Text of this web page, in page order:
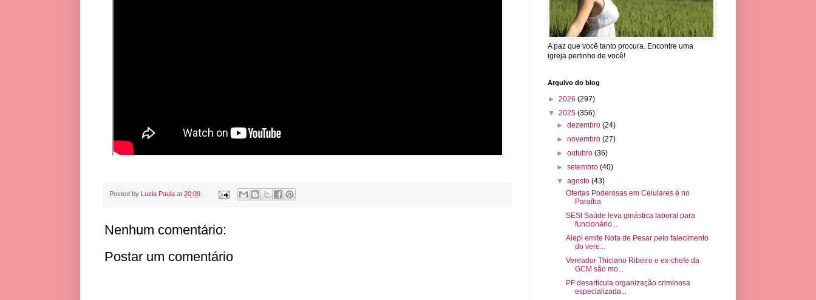
Posted by Luzia Paula at 20:09
Nenhum comentário:
Postar um comentário
A paz que você tanto procura. Encontre uma
igreja pertinho de você!
Arquivo do blog
► 2026 (297)
▼ 2025 (356)
►dezembro(24)
►novembro(27)
►outubro(36)
►setembro(40)
▼agosto(43)
Ofertas Poderosas em Celulares é no
Paraíba
SESI Saúde leva ginástica laboral para
funcionário...
Alepi emite Nota de Pesar pelo falecimento
do vere...
Vereador Thiciano Ribeiro e ex-chefe da
GCM são mo...
PF desarticula organização criminosa
especializada...